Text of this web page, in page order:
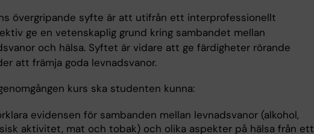
övergripande syfte är att utifrån ett interprofessionellt
ge en vetenskaplig grund kring sambandet mellan
och hälsa. Syftet är vidare att ge färdigheter rörande
att främja goda levnadsvanor.
kurs ska studenten kunna:
evidensen för sambanden mellan levnadsvanor (alkohol,
aktivitet, mat och tobak) och olika aspekter på hälsa från ett